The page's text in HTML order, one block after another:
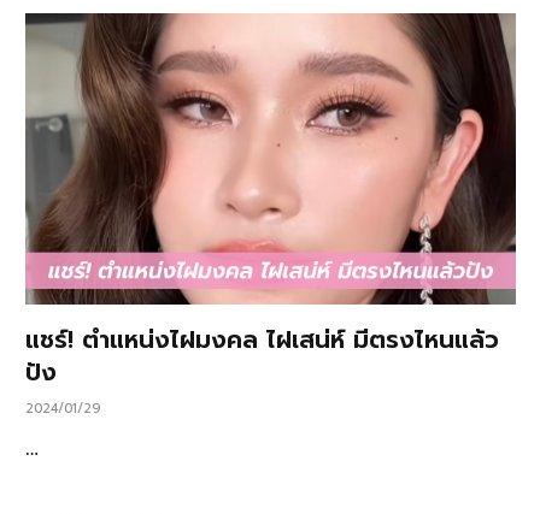
แชร์! ตำแหน่งไฝมงคล ไฝเสน่ห์ มีตรงไหนแล้ว
ปัง
2024/01/29
…